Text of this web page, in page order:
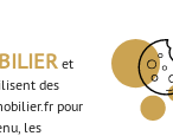
et
des
pour
les